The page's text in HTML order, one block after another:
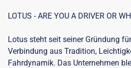
LOTUS - ARE YOU A DRIVER OR
Lotus steht seit seiner Gründung
Verbindung aus Tradition,
Fahrdynamik. Das Unternehmen